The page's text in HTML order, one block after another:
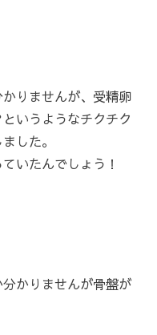
りませんが、受精卵
いうようなチクチク
した。
いたんでしょう！
かりませんが骨盤が